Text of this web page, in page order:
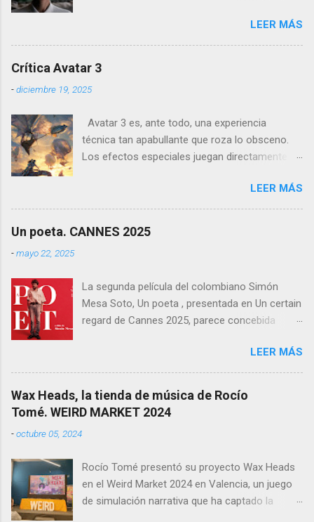
próximo 27 de febrero . Tras un destacado
recorrido por festivales nacionales e
internacionales, la película se ha consolidado
en la historia del cine balear .
LEER MÁS
Crítica Avatar 3
-diciembre 19, 2025
Avatar 3 es, ante todo, una experiencia
técnica tan apabullante que roza lo obsceno.
Los efectos especiales juegan directamente en
otras películas, es que directamente parecen
inalcanzables para el resto del cine mundial
durante los próximos diez años. Todo es
entero.
LEER MÁS
Un poeta. CANNES 2025
-mayo 22, 2025
La segunda película del colombiano Simón
Mesa Soto, Un poeta , presentada en Un certain
regard de Cannes 2025, parece concebida
sobre la creación artística, la decadencia
masculina, y la supuesta trascendencia de la
poesía en un mundo que no la necesita. Sin
embargo, lo que podía haber sido un retrato
narrativas que resultan más autoindulgentes
que efectivas. Rodada en 16mm, con un
formato 4:3 que busca evocar una estética de
LEER MÁS
Wax Heads, la tienda de música de Rocío
Tomé. WEIRD MARKET 2024
-octubre 05, 2024
Rocío Tomé presentó su proyecto Wax Heads
en el Weird Market 2024 en Valencia, un juego
de simulación narrativa que ha captado la